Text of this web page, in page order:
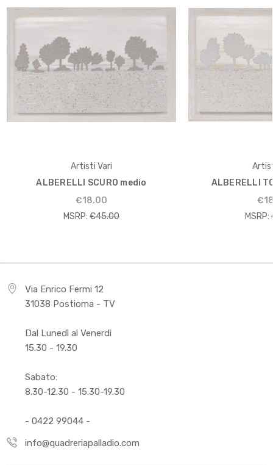
Artisti Vari
ALBERELLI SCURO medio
€18.00
MSRP: €45.00
ALBERELLI
MSRP:
Via Enrico Fermi 12
31038 Postioma - TV
Dal Lunedì al Venerdì
15.30 - 19.30
Sabato:
8.30-12.30 - 15.30-19.30
- 0422 99044 -
info@quadreriapalladio.com